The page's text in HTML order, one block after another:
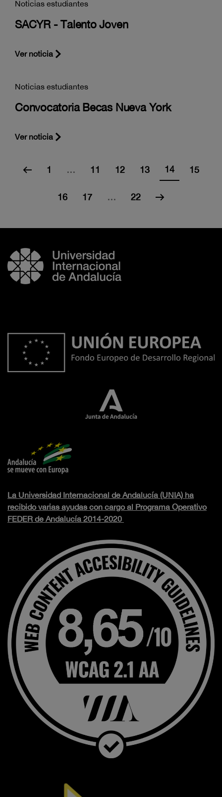
Noticias estudiantes
SACYR - Talento Joven
Ver noticia
Noticias estudiantes
Convocatoria Becas Nueva York
Ver noticia
1 … 11 12 13 14 15
16 17 … 22
La Universidad Internacional de Andalucía (UNIA) ha
recibido varias ayudas con cargo al Programa Operativo
FEDER de Andalucía 2014-2020